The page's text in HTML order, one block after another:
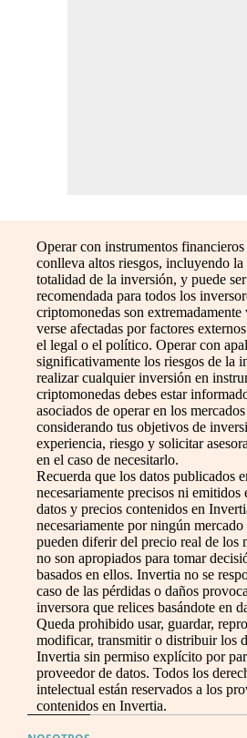
Operar con instrumentos
conlleva altos riesgos, incluyendo la
totalidad de la inversión, y puede
recomendada para todos los
criptomonedas son
verse afectadas por factores
el legal o el político. Operar con
significativamente los riesgos de la
realizar cualquier inversión en
criptomonedas debes estar
asociados de operar en los
considerando tus objetivos de
experiencia, riesgo y solicitar
en el caso de necesitarlo.
Recuerda que los datos publicados
necesariamente precisos ni
datos y precios contenidos en
necesariamente por ningún
pueden diferir del precio real de los
no son apropiados para tomar
basados en ellos. Invertia no se
caso de las pérdidas o daños
inversora que relices basándote en
Queda prohibido usar, guardar,
modificar, transmitir o distribuir los
Invertia sin permiso explícito por
proveedor de datos. Todos los
intelectual están reservados a los
contenidos en Invertia.